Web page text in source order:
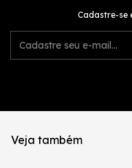
Cadastre-se
Veja também